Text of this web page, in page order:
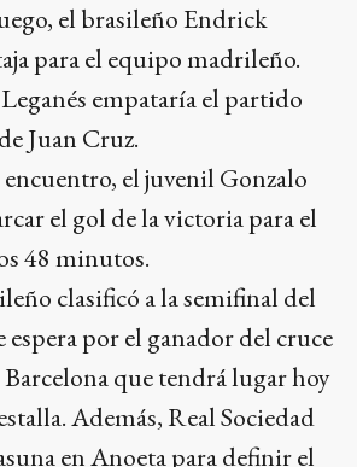
el brasileño Endrick
para el equipo madrileño.
empataría el partido
Juan Cruz.
el juvenil Gonzalo
el gol de la victoria para el
48 minutos.
clasificó a la semifinal del
por el ganador del cruce
que tendrá lugar hoy
Además, Real Sociedad
en Anoeta para definir el